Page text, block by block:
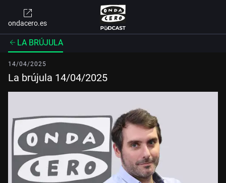
ondacero.es
LA BRÚJULA
14/04/2025
La brújula 14/04/2025